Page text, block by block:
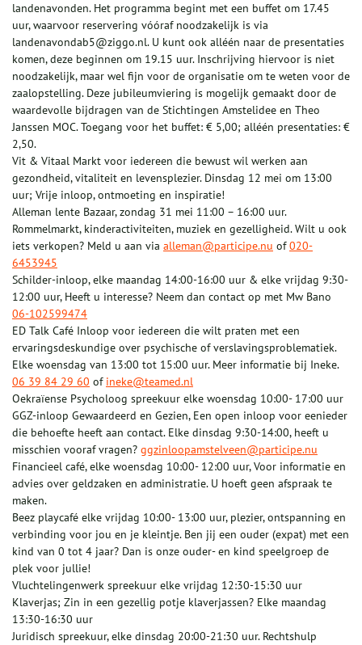
landenavonden. Het programma begint met een buffet om 17.45
uur, waarvoor reservering vóóraf noodzakelijk is via
landenavondab5@ziggo.nl. U kunt ook alléén naar de presentaties
komen, deze beginnen om 19.15 uur. Inschrijving hiervoor is niet
noodzakelijk, maar wel fijn voor de organisatie om te weten voor de
zaalopstelling. Deze jubileumviering is mogelijk gemaakt door de
waardevolle bijdragen van de Stichtingen Amstelidee en Theo
Janssen MOC. Toegang voor het buffet: € 5,00; alléén presentaties: €
2,50.
Vit & Vitaal Markt voor iedereen die bewust wil werken aan
gezondheid, vitaliteit en levensplezier. Dinsdag 12 mei om 13:00
uur; Vrije inloop, ontmoeting en inspiratie!
Alleman lente Bazaar, zondag 31 mei 11:00 – 16:00 uur.
Rommelmarkt, kinderactiviteiten, muziek en gezelligheid. Wilt u ook
iets verkopen? Meld u aan via alleman@participe.nu of020-
6453945
Schilder-inloop, elke maandag 14:00-16:00 uur & elke vrijdag 9:30-
12:00 uur, Heeft u interesse? Neem dan contact op met Mw Bano
06-102599474
ED Talk Café Inloop voor iedereen die wilt praten met een
ervaringsdeskundige over psychische of verslavingsproblematiek.
Elke woensdag van 13:00 tot 15:00 uur. Meer informatie bij Ineke.
06 39 84 29 60 of ineke@teamed.nl
Oekraïense Psycholoog spreekuur elke woensdag 10:00- 17:00 uur
GGZ-inloop Gewaardeerd en Gezien, Een open inloop voor eenieder
die behoefte heeft aan contact. Elke dinsdag 9:30-14:00, heeft u
misschien vooraf vragen? ggzinloopamstelveen@participe.nu
Financieel café, elke woensdag 10:00- 12:00 uur, Voor informatie en
advies over geldzaken en administratie. U hoeft geen afspraak te
maken.
Beez playcafé elke vrijdag 10:00- 13:00 uur, plezier, ontspanning en
verbinding voor jou en je kleintje. Ben jij een ouder (expat) met een
kind van 0 tot 4 jaar? Dan is onze ouder- en kind speelgroep de
plek voor jullie!
Vluchtelingenwerk spreekuur elke vrijdag 12:30-15:30 uur
Klaverjas; Zin in een gezellig potje klaverjassen? Elke maandag
13:30-16:30 uur
Juridisch spreekuur, elke dinsdag 20:00-21:30 uur. Rechtshulp